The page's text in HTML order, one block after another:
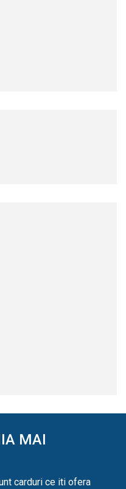
MAI
carduri ce iti ofera